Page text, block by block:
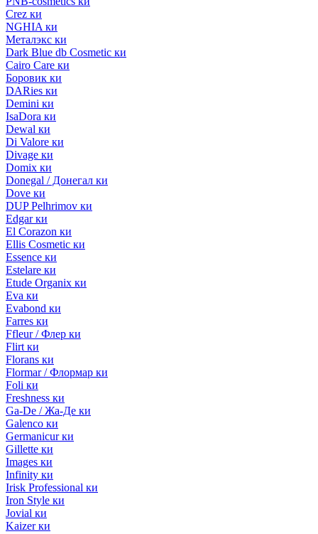
Crez ки
NGHIA ки
Металэкс ки
Dark Blue db Cosmetic ки
Cairo Care ки
Боровик ки
DARies ки
Demini ки
IsaDora ки
Dewal ки
Di Valore ки
Divage ки
Domix ки
Donegal / Донегал ки
Dove ки
DUP Pelhrimov ки
Edgar ки
El Corazon ки
Ellis Cosmetic ки
Essence ки
Estelare ки
Etude Organix ки
Eva ки
Evabond ки
Farres ки
Ffleur / Флер ки
Flirt ки
Florans ки
Flormar / Флормар ки
Foli ки
Freshness ки
Ga-De / Жа-Де ки
Galenco ки
Germanicur ки
Gillette ки
Images ки
Infinity ки
Irisk Professional ки
Iron Style ки
Jovial ки
Kaizer ки